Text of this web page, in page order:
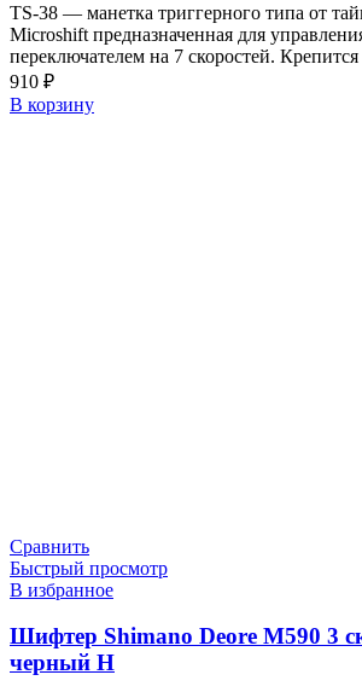
TS-38 — манетка триггерного типа от
Microshift предназначенная для
переключателем на 7 скоростей.
910 ₽
В корзину
Сравнить
Быстрый просмотр
В избранное
Шифтер Shimano Deore M590 3
черный Н